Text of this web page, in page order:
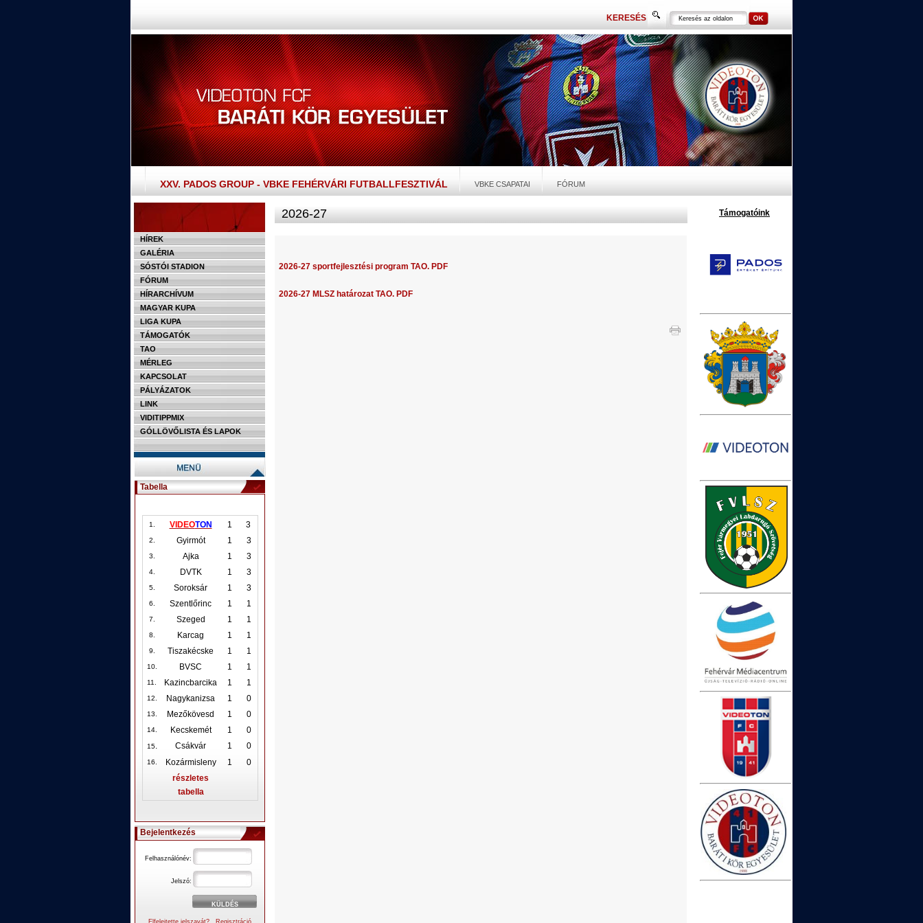
KERESÉS
XXV. PADOS GROUP - VBKE FEHÉRVÁRI FUTBALLFESZTIVÁL VBKE CSAPATAI FÓRUM
HÍREK
GALÉRIA
SÓSTÓI STADION
FÓRUM
HÍRARCHÍVUM
MAGYAR KUPA
LIGA KUPA
TÁMOGATÓK
TAO
MÉRLEG
KAPCSOLAT
PÁLYÁZATOK
LINK
VIDITIPPMIX
GÓLLÖVŐLISTA ÉS LAPOK
Tabella
1. VIDEOTON 1 3
2. Gyirmót 1 3
3. Ajka 1 3
4. DVTK 1 3
5. Soroksár 1 3
6. Szentlőrinc 1 1
7. Szeged 1 1
8. Karcag 1 1
9. Tiszakécske 1 1
10. BVSC 1 1
11. Kazincbarcika 1 1
12. Nagykanizsa 1 0
13. Mezőkövesd 1 0
14. Kecskemét 1 0
15. Csákvár 1 0
16. Kozármisleny 1
0
részletes
tabella
Bejelentkezés
Felhasználónév:
Jelszó:
Elfelejtette jelszavát? Regisztráció
2026-27
2026-27 sportfejlesztési program TAO. PDF
2026-27 MLSZ határozat TAO. PDF
Támogatóink